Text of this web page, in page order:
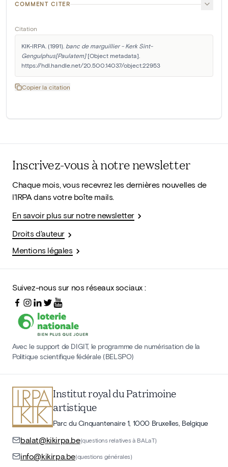
COMMENT CITER
Citation
KIK-IRPA. (1991). banc de marguillier - Kerk Sint-
Gengulphus[Paulatem] [Object metadata].
https://hdl.handle.net/20.500.14037/object.22953
Copier la citation
Inscrivez-vous à notre newsletter
Chaque mois, vous recevrez les dernières nouvelles de
l'IRPA dans votre boîte mails.
En savoir plus sur notre newsletter
Droits d'auteur
Mentions légales
Suivez-nous sur nos réseaux sociaux :
Avec le support de DIGIT, le programme de numérisation de la
Politique scientifique fédérale (BELSPO)
Institut royal du Patrimoine
artistique
Parc du Cinquantenaire 1, 1000 Bruxelles, Belgique
balat@kikirpa.be(questions relatives à BALaT)
info@kikirpa.be(questions générales)